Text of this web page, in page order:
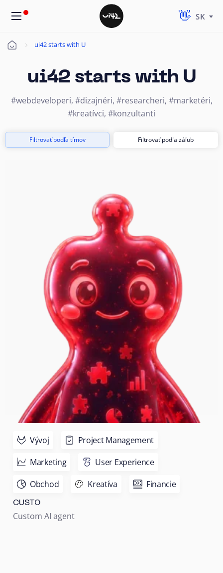
SK
Úvod ui42 starts with U
ui42 starts with U
#webdeveloperi, #dizajnéri, #researcheri, #marketéri,
#kreatívci, #konzultanti
Filtrovať podľa tímov Filtrovať podľa záľub
Vývoj
Project Management
Marketing
User Experience
Obchod
Kreatíva Financie
CUSTO
Custom AI agent